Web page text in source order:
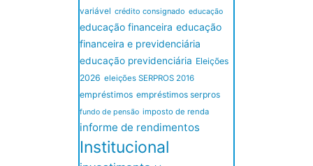
variável crédito consignado educação
educação financeira educação
financeira e previdenciária
educação previdenciária Eleições
2026 eleições SERPROS 2016
empréstimos empréstimos serpros
fundo de pensão imposto de renda
informe de rendimentos
Institucional